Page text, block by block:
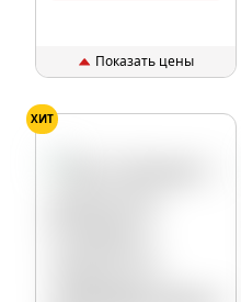
Показать цены
ХИТ